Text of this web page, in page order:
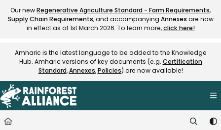
Documentation Index
Fetch the complete documentation index at:https://
Our newRegenerative Agriculture Standard - Farm Requirements,
Supply Chain Requirements, and accompanying Annexes are now
in effect as of 1st March 2026. To learn more,click here!
Amharic is the latest language to be added to the Knowledge
Hub. Amharic versions of key documents (e.g. Certification
Standard,Annexes,Policies) are now available!